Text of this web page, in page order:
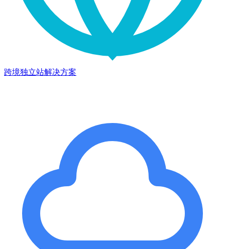
跨境独立站解决方案